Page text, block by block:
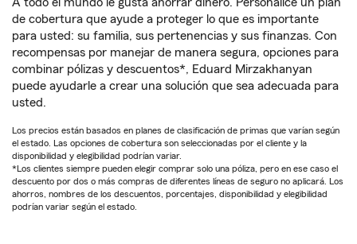
de cobertura que ayude a proteger lo que es importante
para usted: su familia, sus pertenencias y sus finanzas. Con
recompensas por manejar de manera segura, opciones para
combinar pólizas y descuentos*, Eduard Mirzakhanyan
puede ayudarle a crear una solución que sea adecuada para
usted.
Los precios están basados en planes de clasificación de primas que varían según
el estado. Las opciones de cobertura son seleccionadas por el cliente y la
disponibilidad y elegibilidad podrían variar.
*Los clientes siempre pueden elegir comprar solo una póliza, pero en ese caso el
descuento por dos o más compras de diferentes líneas de seguro no aplicará. Los
ahorros, nombres de los descuentos, porcentajes, disponibilidad y elegibilidad
podrían variar según el estado.